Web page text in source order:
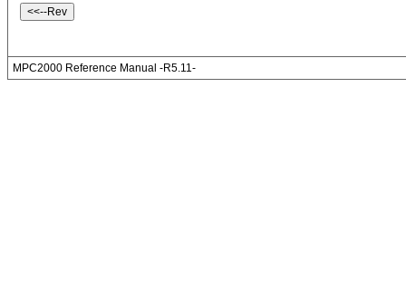
MPC2000 Reference Manual -R5.11-